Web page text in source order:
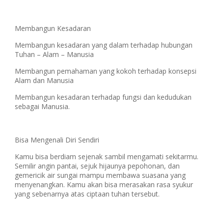
Membangun Kesadaran
Membangun kesadaran yang dalam terhadap hubungan
Tuhan – Alam – Manusia
Membangun pemahaman yang kokoh terhadap konsepsi
Alam dan Manusia
Membangun kesadaran terhadap fungsi dan kedudukan
sebagai Manusia.
Bisa Mengenali Diri Sendiri
Kamu bisa berdiam sejenak sambil mengamati sekitarmu.
Semilir angin pantai, sejuk hijaunya pepohonan, dan
gemericik air sungai mampu membawa suasana yang
menyenangkan. Kamu akan bisa merasakan rasa syukur
yang sebenarnya atas ciptaan tuhan tersebut.